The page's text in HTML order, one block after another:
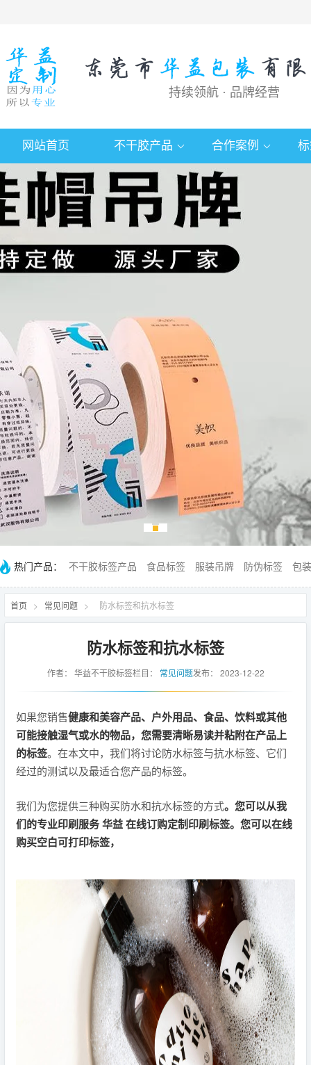
持续领航 · 品牌经营
网站首页 不干胶产品 合作案例
热门产品： 不干胶标签产品 食品标签 服装吊牌 防伪标签 包
首页 > 常见问题 > 防水标签和抗水标签
防水标签和抗水标签
作者： 华益不干胶标签栏目： 常见问题发布： 2023-12-22
如果您销售健康和美容产品、户外用品、食品、饮料或其他
可能接触湿气或水的物品，您需要清晰易读并粘附在产品上
的标签。在本文中，我们将讨论防水标签与抗水标签、它们
经过的测试以及最适合您产品的标签。
我们为您提供三种购买防水和抗水标签的方式。您可以从我
们的专业印刷服务 华益 在线订购定制印刷标签。您可以在线
购买空白可打印标签，